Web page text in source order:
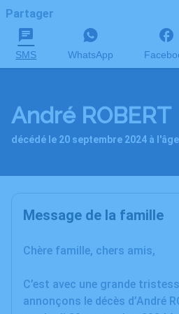
Partager
SMS WhatsApp
André ROBERT
décédé le 20 septembre 2024 à
Message de la famille
Chère famille, chers amis,
C’est avec une grande
annonçons le décès d’André